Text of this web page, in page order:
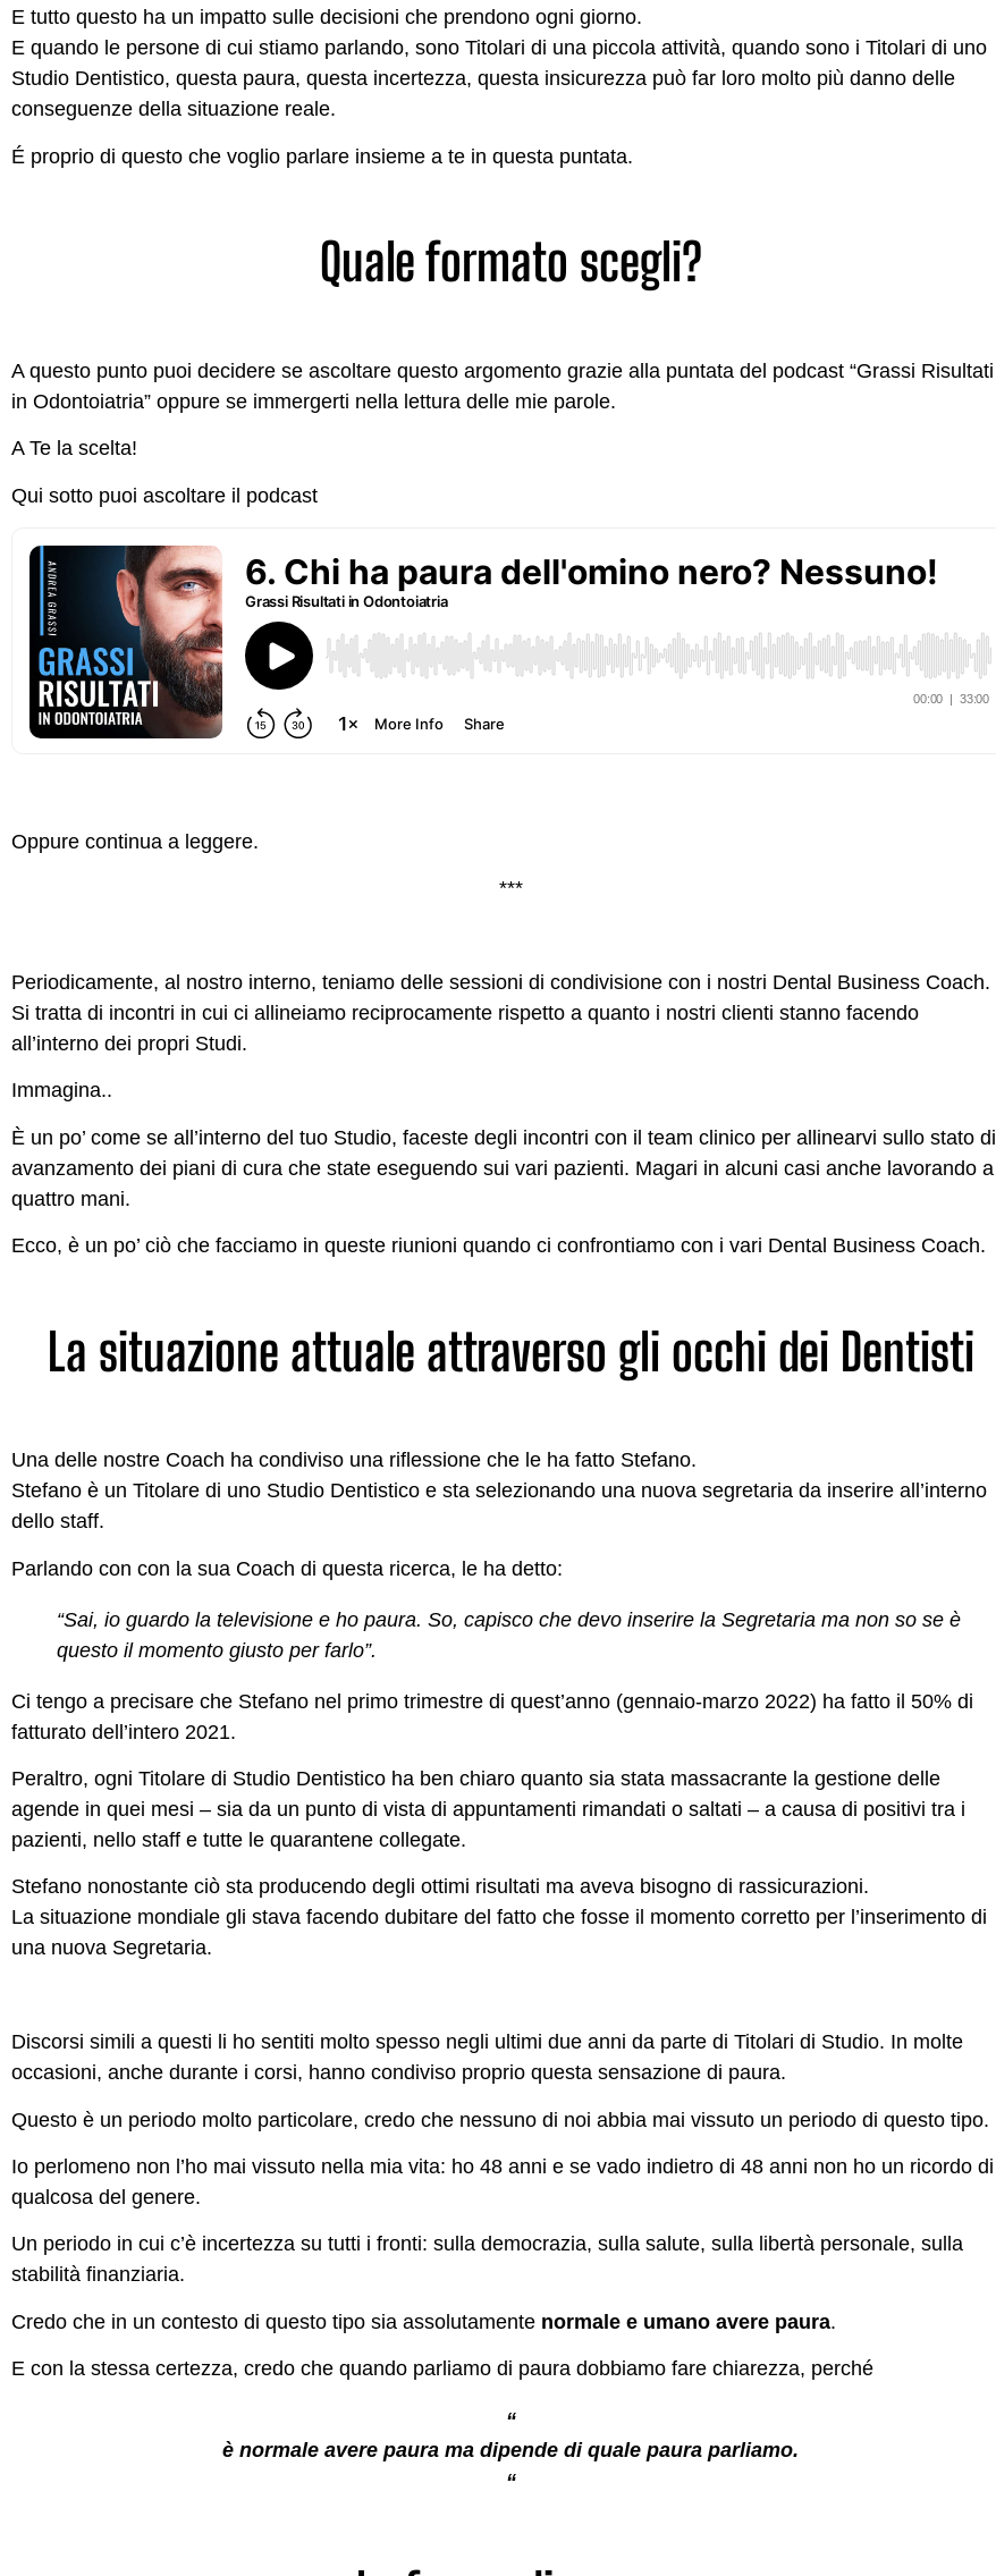
E tutto questo ha un impatto sulle decisioni che prendono ogni giorno.
E quando le persone di cui stiamo parlando, sono Titolari di una piccola attività, quando sono i Titolari di uno
Studio Dentistico, questa paura, questa incertezza, questa insicurezza può far loro molto più danno delle
conseguenze della situazione reale.
É proprio di questo che voglio parlare insieme a te in questa puntata.
Quale formato scegli?
A questo punto puoi decidere se ascoltare questo argomento grazie alla puntata del podcast “Grassi Risultati
in Odontoiatria” oppure se immergerti nella lettura delle mie parole.
A Te la scelta!
Qui sotto puoi ascoltare il podcast
Oppure continua a leggere.
***
Periodicamente, al nostro interno, teniamo delle sessioni di condivisione con i nostri Dental Business Coach.
Si tratta di incontri in cui ci allineiamo reciprocamente rispetto a quanto i nostri clienti stanno facendo
all’interno dei propri Studi.
Immagina..
È un po’ come se all’interno del tuo Studio, faceste degli incontri con il team clinico per allinearvi sullo stato di
avanzamento dei piani di cura che state eseguendo sui vari pazienti. Magari in alcuni casi anche lavorando a
quattro mani.
Ecco, è un po’ ciò che facciamo in queste riunioni quando ci confrontiamo con i vari Dental Business Coach.
La situazione attuale attraverso gli occhi dei Dentisti
Una delle nostre Coach ha condiviso una riflessione che le ha fatto Stefano.
Stefano è un Titolare di uno Studio Dentistico e sta selezionando una nuova segretaria da inserire all’interno
dello staff.
Parlando con con la sua Coach di questa ricerca, le ha detto:
“Sai, io guardo la televisione e ho paura. So, capisco che devo inserire la Segretaria ma non so se è
questo il momento giusto per farlo”.
Ci tengo a precisare che Stefano nel primo trimestre di quest’anno (gennaio-marzo 2022) ha fatto il 50% di
fatturato dell’intero 2021.
Peraltro, ogni Titolare di Studio Dentistico ha ben chiaro quanto sia stata massacrante la gestione delle
agende in quei mesi – sia da un punto di vista di appuntamenti rimandati o saltati – a causa di positivi tra i
pazienti, nello staff e tutte le quarantene collegate.
Stefano nonostante ciò sta producendo degli ottimi risultati ma aveva bisogno di rassicurazioni.
La situazione mondiale gli stava facendo dubitare del fatto che fosse il momento corretto per l’inserimento di
una nuova Segretaria.
Discorsi simili a questi li ho sentiti molto spesso negli ultimi due anni da parte di Titolari di Studio. In molte
occasioni, anche durante i corsi, hanno condiviso proprio questa sensazione di paura.
Questo è un periodo molto particolare, credo che nessuno di noi abbia mai vissuto un periodo di questo tipo.
Io perlomeno non l’ho mai vissuto nella mia vita: ho 48 anni e se vado indietro di 48 anni non ho un ricordo di
qualcosa del genere.
Un periodo in cui c’è incertezza su tutti i fronti: sulla democrazia, sulla salute, sulla libertà personale, sulla
stabilità finanziaria.
Credo che in un contesto di questo tipo sia assolutamente normale e umano avere paura.
E con la stessa certezza, credo che quando parliamo di paura dobbiamo fare chiarezza, perché
“
è normale avere paura ma dipende di quale paura parliamo.
“